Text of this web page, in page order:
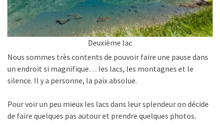
Deuxième lac
Nous sommes très contents de pouvoir faire une pause dans
un endroit si magnifique… les lacs, les montagnes et le
silence. Il y a personne, la paix absolue.
Pour voir un peu mieux les lacs dans leur splendeur on décide
de faire quelques pas autour et prendre quelques photos.